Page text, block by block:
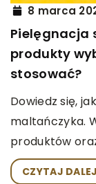
8 marca
Pielęgnacja
produkty
stosować?
Dowiedz się,
maltańczyka.
produktów
CZYTAJ DALEJ